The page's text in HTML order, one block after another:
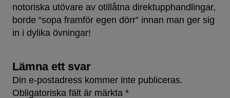
notoriska utövare av otillåtna direktupphandlingar,
borde “sopa framför egen dörr” innan man ger sig
in i dylika övningar!
Lämna ett svar
Din e-postadress kommer inte publiceras.
Obligatoriska fält är märkta *